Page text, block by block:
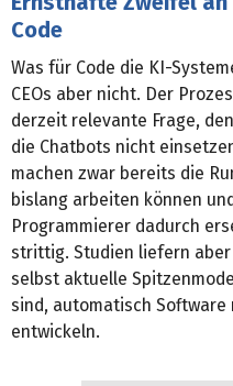
Code
Was für Code die KI-
CEOs aber nicht. Der
derzeit relevante Frage,
die Chatbots nicht
machen zwar bereits die
bislang arbeiten können
Programmierer dadurch
strittig. Studien liefern
selbst aktuelle
sind, automatisch
entwickeln.